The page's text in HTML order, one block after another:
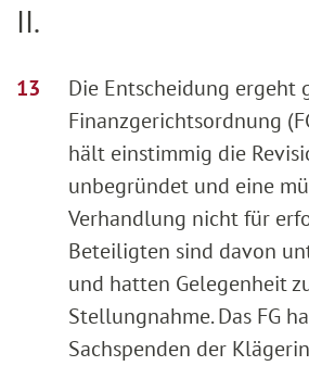
II.
Die Entscheidung ergeht
Finanzgerichtsordnung
hält einstimmig die
unbegründet und eine
Verhandlung nicht für
Beteiligten sind davon
und hatten Gelegenheit
Stellungnahme. Das FG
Sachspenden der